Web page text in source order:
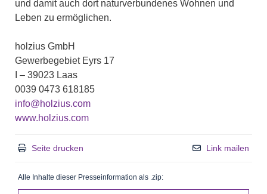
und damit auch dort naturverbundenes Wohnen und
Leben zu ermöglichen.
holzius GmbH
Gewerbegebiet Eyrs 17
I – 39023 Laas
0039 0473 618185
info@holzius.com
www.holzius.com
Seite drucken Link mailen
Alle Inhalte dieser Presseinformation als .zip: